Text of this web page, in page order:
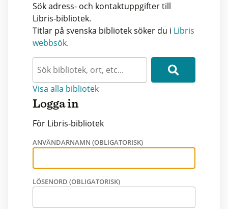
Sök adress- och kontaktuppgifter till
Libris-bibliotek.
Titlar på svenska bibliotek söker du i Libris
webbsök.
Visa alla bibliotek
Logga in
För Libris-bibliotek
ANVÄNDARNAMN (OBLIGATORISK)
LÖSENORD (OBLIGATORISK)